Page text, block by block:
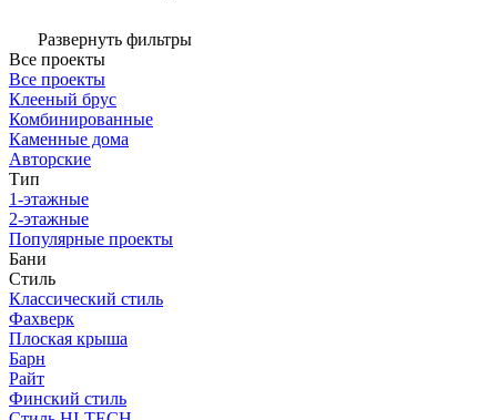
Развернуть фильтры
Все проекты
Все проекты
Клееный брус
Комбинированные
Каменные дома
Авторские
Тип
1-этажные
2-этажные
Популярные проекты
Бани
Стиль
Классический стиль
Фахверк
Плоская крыша
Барн
Райт
Финский стиль